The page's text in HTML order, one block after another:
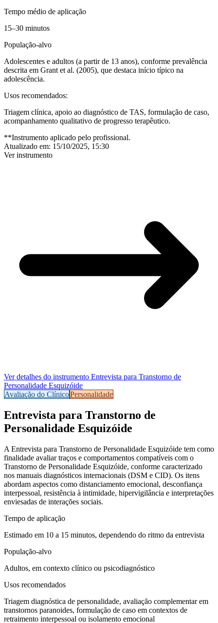
Tempo médio de aplicação
15–30 minutos
População-alvo
Adolescentes e adultos (a partir de 13 anos), conforme prevalência
descrita em Grant et al. (2005), que destaca início típico na
adolescência​.
Usos recomendados:
Triagem clínica, apoio ao diagnóstico de TAS, formulação de caso,
acompanhamento qualitativo de progresso terapêutico.
**Instrumento aplicado pelo profissional.
Atualizado em: 15/10/2025, 15:30
Ver instrumento
Ver detalhes do instrumento Entrevista para Transtorno de
Personalidade Esquizóide
Avaliação do ClínicoPersonalidade
Entrevista para Transtorno de
Personalidade Esquizóide
A Entrevista para Transtorno de Personalidade Esquizóide tem como
finalidade avaliar traços e comportamentos compatíveis com o
Transtorno de Personalidade Esquizóide, conforme caracterizado
nos manuais diagnósticos internacionais (DSM e CID). Os itens
abordam aspectos como distanciamento emocional, desconfiança
interpessoal, resistência à intimidade, hipervigilância e interpretações
enviesadas de interações sociais.
Tempo de aplicação
Estimado em 10 a 15 minutos, dependendo do ritmo da entrevista
População-alvo
Adultos, em contexto clínico ou psicodiagnóstico
Usos recomendados
Triagem diagnóstica de personalidade, avaliação complementar em
transtornos paranoides, formulação de caso em contextos de
retraimento interpessoal ou isolamento emocional